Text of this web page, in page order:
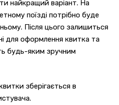
найкращий варіант. На
поїзді потрібно буде
Після цього залишиться
для оформлення квитка та
будь-яким зручним
зберігається в